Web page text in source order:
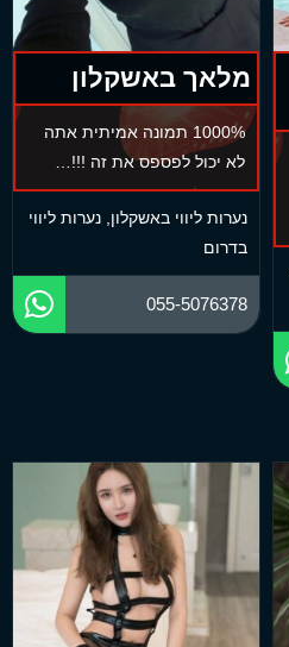
מלאך באשקלון
1000% תמונה אמיתית אתה
לא יכול לפספס את זה !!!…
נערות ליווי באשקלון נערות ליווי
בדרום
055-5076378